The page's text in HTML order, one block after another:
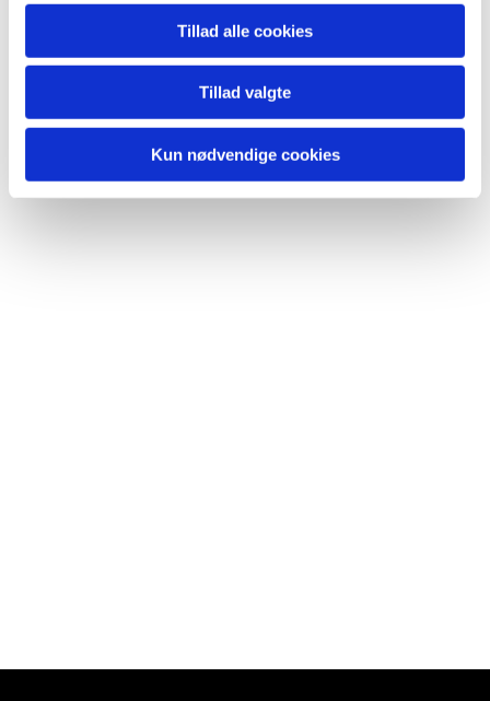
Tillad alle cookies
Tillad valgte
Kun nødvendige cookies
Du vil måske også kunne
lide...